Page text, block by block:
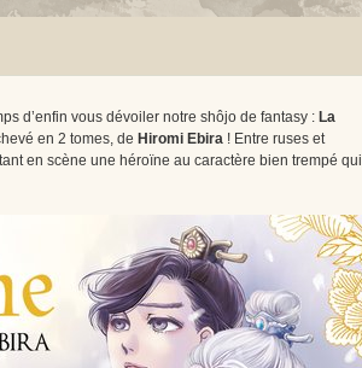
d’enfin vous dévoiler notre shôjo de fantasy : La
en 2 tomes, de Hiromi Ebira ! Entre ruses et
en scène une héroïne au caractère bien trempé qui